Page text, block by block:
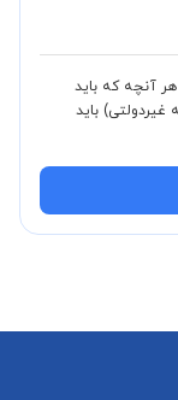
آنچه که باید
غیردولتی) باید